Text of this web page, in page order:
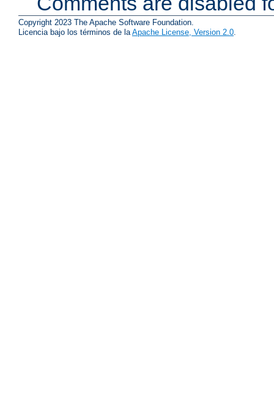
Copyright 2023 The Apache Software Foundation.
Licencia bajo los términos de laApache License, Version 2.0.